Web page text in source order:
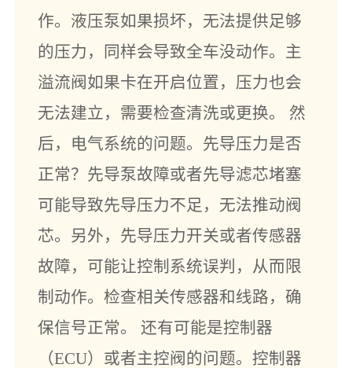
作。液压泵如果损坏，无法提供足够
的压力，同样会导致全车没动作。主
溢流阀如果卡在开启位置，压力也会
无法建立，需要检查清洗或更换。 然
后，电气系统的问题。先导压力是否
正常？先导泵故障或者先导滤芯堵塞
可能导致先导压力不足，无法推动阀
芯。另外，先导压力开关或者传感器
故障，可能让控制系统误判，从而限
制动作。检查相关传感器和线路，确
保信号正常。 还有可能是控制器
（ECU）或者主控阀的问题。控制器